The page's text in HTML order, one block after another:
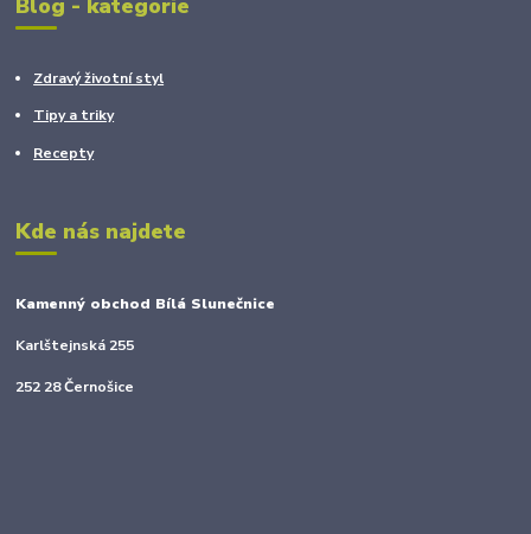
Blog - kategorie
Zdravý životní styl
Tipy a triky
Recepty
Kde nás najdete
Kamenný obchod Bílá Slunečnice
Karlštejnská 255
252 28 Černošice